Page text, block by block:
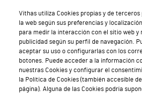
Sobre Vithas
Quiénes somos
Trabajar en Vithas
Teléfono Cita
Teléfono Atención al
Vithas utiliza Cookies propias y de
la web según sus preferencias y
para medir la interacción con el sitio web y
publicidad según su perfil de navegación.
aceptar su uso o configurarlas con los
botones. Puede acceder a la información
nuestras Cookies y configurar el
la Política de Cookies (también accesible
página). Alguna de las Cookies podría